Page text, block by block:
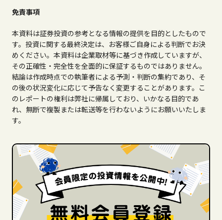
免責事項
本資料は証券投資の参考となる情報の提供を目的としたもので
す。投資に関する最終決定は、お客様ご自身による判断でお決
めください。本資料は企業取材等に基づき作成していますが、
その正確性・完全性を全面的に保証するものではありません。
結論は作成時点での執筆者による予測・判断の集約であり、そ
の後の状況変化に応じて予告なく変更することがあります。こ
のレポートの権利は弊社に帰属しており、いかなる目的であ
れ、無断で複製または転送等を行わないようにお願いいたしま
す。